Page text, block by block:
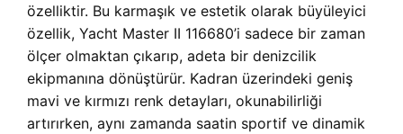
özelliktir. Bu karmaşık ve estetik olarak büyüleyici
özellik, Yacht Master II 116680’i sadece bir zaman
ölçer olmaktan çıkarıp, adeta bir denizcilik
ekipmanına dönüştürür. Kadran üzerindeki geniş
mavi ve kırmızı renk detayları, okunabilirliği
artırırken, aynı zamanda saatin sportif ve dinamik